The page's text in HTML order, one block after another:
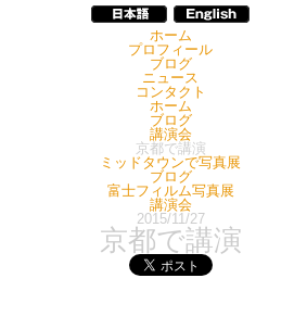
ホーム
プロフィール
ブログ
ニュース
コンタクト
ホーム
ブログ
講演会
京都で講演
ミッドタウンで写真展
ブログ
富士フィルム写真展
講演会
2015/11/27
京都で講演